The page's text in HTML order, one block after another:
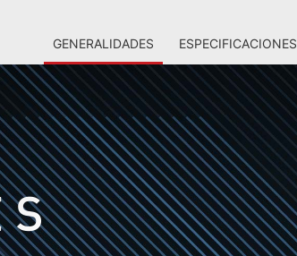
GENERALIDADES ESPECIFICACIONES